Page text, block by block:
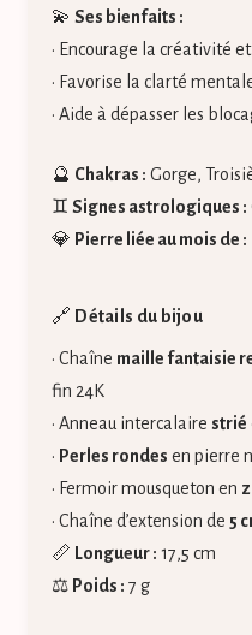
💫 Ses bienfaits :
• Encourage la créativité
• Favorise la clarté
• Aide à dépasser les
🔮 Chakras : Gorge,
♊ Signes astrologiques :
💎 Pierre liée au mois de :
🔗 Détails du bijou
• Chaîne maille fantaisie
fin 24K
• Anneau intercalaire strié
• Perles rondes en pierre
• Fermoir mousqueton en
• Chaîne d’extension de 5
📏 Longueur : 17,5 cm
⚖️ Poids : 7 g